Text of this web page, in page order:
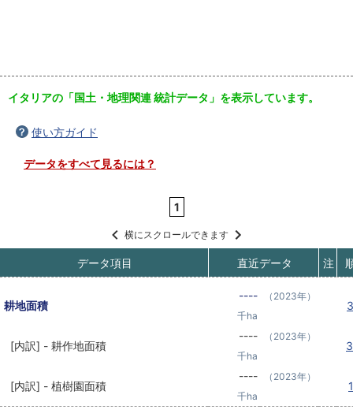
イタリアの「国土・地理関連 統計データ」を表示しています。
使い方ガイド
データをすべて見るには？
1
横にスクロールできます
データ項目 直近データ 注
耕地面積
----
千ha
（2023年）
[内訳] - 耕作地面積
----
千ha
（2023年）
[内訳] - 植樹園面積
----
千ha
（2023年）